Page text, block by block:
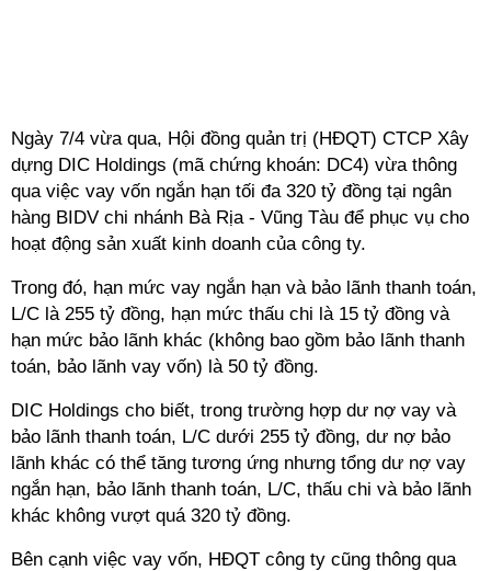
Ngày 7/4 vừa qua, Hội đồng quản trị (HĐQT) CTCP Xây
dựng DIC Holdings (mã chứng khoán: DC4) vừa thông
qua việc vay vốn ngắn hạn tối đa 320 tỷ đồng tại ngân
hàng BIDV chi nhánh Bà Rịa - Vũng Tàu để phục vụ cho
hoạt động sản xuất kinh doanh của công ty.
Trong đó, hạn mức vay ngắn hạn và bảo lãnh thanh toán,
L/C là 255 tỷ đồng, hạn mức thấu chi là 15 tỷ đồng và
hạn mức bảo lãnh khác (không bao gồm bảo lãnh thanh
toán, bảo lãnh vay vốn) là 50 tỷ đồng.
DIC Holdings cho biết, trong trường hợp dư nợ vay và
bảo lãnh thanh toán, L/C dưới 255 tỷ đồng, dư nợ bảo
lãnh khác có thể tăng tương ứng nhưng tổng dư nợ vay
ngắn hạn, bảo lãnh thanh toán, L/C, thấu chi và bảo lãnh
khác không vượt quá 320 tỷ đồng.
Bên cạnh việc vay vốn, HĐQT công ty cũng thông qua